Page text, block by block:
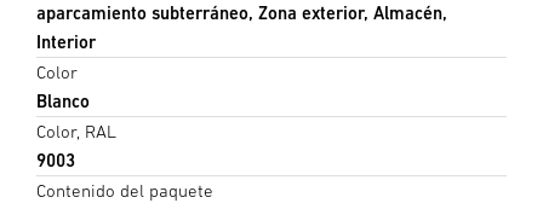
aparcamiento subterráneo, Zona exterior, Almacén,
Interior
Color
Blanco
Color, RAL
9003
Contenido del paquete